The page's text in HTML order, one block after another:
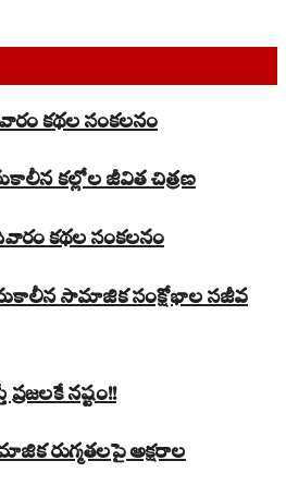
కథల సంకలనం
కల్లోల జీవిత చిత్రణ
కథల సంకలనం
సామాజిక సంక్షోభాల సజీవ
నష్టం!!
రుగ్మతలపై అక్షరాల